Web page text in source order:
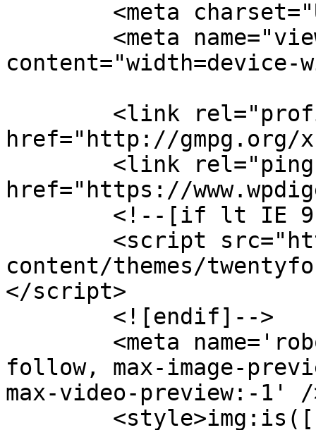
content="width=device-
href="http://gmpg.org/
href="https://
content/themes/
</script>
follow, max-image-
max-video-preview:-1' /